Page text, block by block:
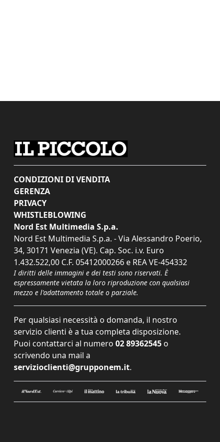
CONDIZIONI DI VENDITA
GERENZA
PRIVACY
WHISTLEBLOWING
Nord Est Multimedia S.p.a.
Nord Est Multimedia S.p.a. - Via Alessandro Poerio,
34, 30171 Venezia (VE). Cap. Soc. i.v. Euro
1.432.522,00 C.F. 05412000266 e REA VE-454332
I diritti delle immagini e dei testi sono riservati. È
espressamente vietata la loro riproduzione con qualsiasi
mezzo e l'adattamento totale o parziale.
Per qualsiasi necessità o domanda, il nostro
servizio clienti è a tua completa disposizione.
Puoi contattarci al numero 02 89362545 o
scrivendo una mail a
servizioclienti@grupponem.it.